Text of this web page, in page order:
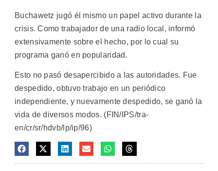
Buchawetz jugó él mismo un papel activo durante la
crisis. Como trabajador de una radio local, informó
extensivamente sobre el hecho, por lo cual su
programa ganó en popularidad.
Esto no pasó desapercibido a las autoridades. Fue
despedido, obtuvo trabajo en un periódico
independiente, y nuevamente despedido, se ganó la
vida de diversos modos. (FIN/IPS/tra-
en/cr/sr/hdvb/lp/ip/96)